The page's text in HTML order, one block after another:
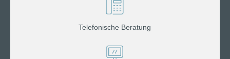
Telefonische Beratung